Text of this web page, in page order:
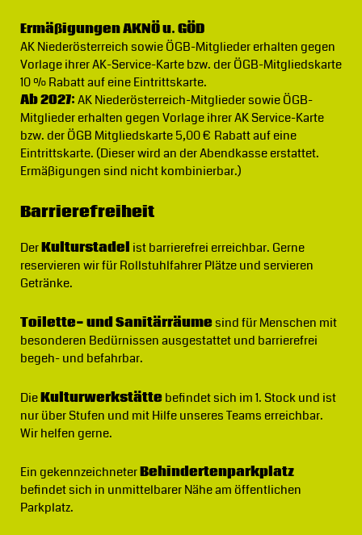
Ermäßigungen AKNÖ u. GÖD
AK Niederösterreich sowie ÖGB-Mitglieder erhalten gegen
Vorlage ihrer AK-Service-Karte bzw. der ÖGB-Mitgliedskarte
10 % Rabatt auf eine Eintrittskarte.
Ab 2027:AK Niederösterreich-Mitglieder sowie ÖGB-
Mitglieder erhalten gegen Vorlage ihrer AK Service-Karte
bzw. der ÖGB Mitgliedskarte 5,00 € Rabatt auf eine
Eintrittskarte. (Dieser wird an der Abendkasse erstattet.
Ermäßigungen sind nicht kombinierbar.)
Barrierefreiheit
DerKulturstadel ist barrierefrei erreichbar. Gerne
reservieren wir für Rollstuhlfahrer Plätze und servieren
Getränke.
Toilette- und Sanitärräumesind für Menschen mit
besonderen Bedürnissen ausgestattet und barrierefrei
begeh- und befahrbar.
DieKulturwerkstättebefindet sich im 1. Stock und ist
nur über Stufen und mit Hilfe unseres Teams erreichbar.
Wir helfen gerne.
Ein gekennzeichneterBehindertenparkplatz
befindet sich in unmittelbarer Nähe am öffentlichen
Parkplatz.